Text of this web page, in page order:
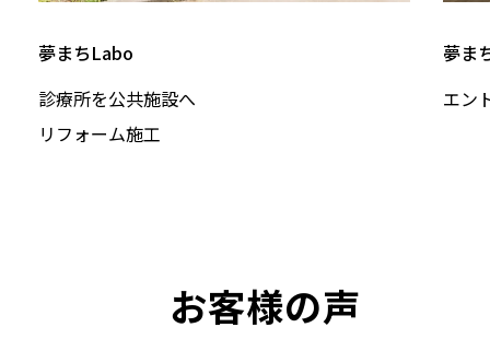
夢まちLabo
診療所を公共施設へ
リフォーム施工
夢ま
エン
お客様の声